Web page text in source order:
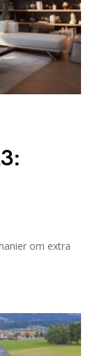
om extra